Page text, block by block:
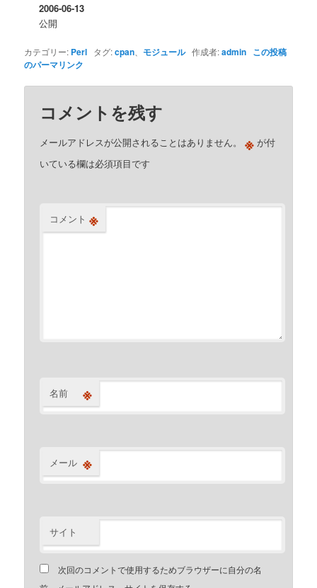
2006-06-13
公開
カテゴリー: Perl タグ:cpan モジュール作成者:admin この投稿
のパーマリンク
コメントを残す
メールアドレスが公開されることはありません。 ※ が付
いている欄は必須項目です
コメント ※
名前 ※
メール ※
サイト
次回のコメントで使用するためブラウザーに自分の名